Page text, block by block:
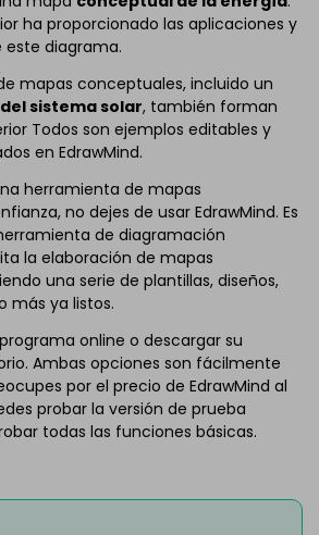
ha proporcionado las aplicaciones y
diagrama.
mapas conceptuales, incluido un
sistema solar, también forman
Todos son ejemplos editables y
en EdrawMind.
herramienta de mapas
no dejes de usar EdrawMind. Es
de diagramación
la elaboración de mapas
una serie de plantillas, diseños,
más ya listos.
online o descargar su
Ambas opciones son fácilmente
por el precio de EdrawMind al
probar la versión de prueba
todas las funciones básicas.